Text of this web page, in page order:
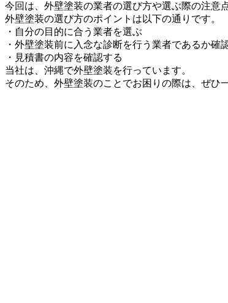
今回は、外壁塗装の業者の選び方や選ぶ際の注意
外壁塗装の選び方のポイントは以下の通りです。
・自分の目的に合う業者を選ぶ
・外壁塗装前に入念な診断を行う業者であるか確
・見積書の内容を確認する
当社は、沖縄で外壁塗装を行っています。
そのため、外壁塗装のことでお困りの際は、ぜひ